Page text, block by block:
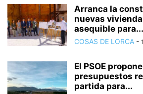
Arranca la
nuevas
asequible para...
COSAS DE LORCA -
El PSOE
presupuestos
partida para...